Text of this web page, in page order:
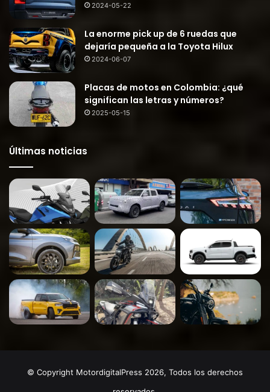
2024-05-22
La enorme pick up de 6 ruedas que
dejaría pequeña a la Toyota Hilux
2024-06-07
Placas de motos en Colombia: ¿qué
significan las letras y números?
2025-05-15
Últimas noticias
© Copyright MotordigitalPress 2026, Todos los derechos